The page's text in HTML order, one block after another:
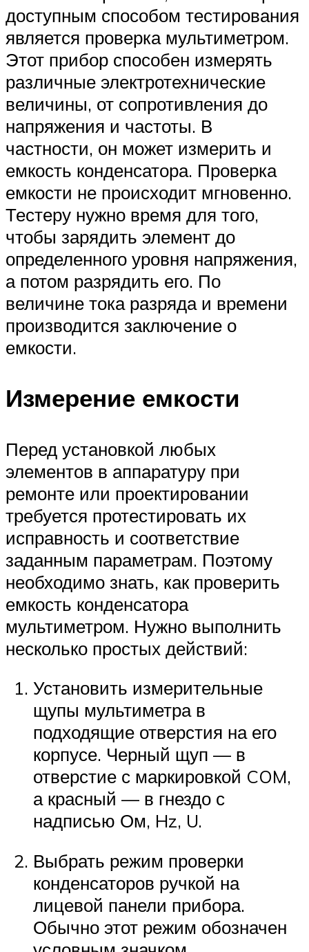
доступным способом тестирования
является проверка мультиметром.
Этот прибор способен измерять
различные электротехнические
величины, от сопротивления до
напряжения и частоты. В
частности, он может измерить и
емкость конденсатора. Проверка
емкости не происходит мгновенно.
Тестеру нужно время для того,
чтобы зарядить элемент до
определенного уровня напряжения,
а потом разрядить его. По
величине тока разряда и времени
производится заключение о
емкости.
Измерение емкости
Перед установкой любых
элементов в аппаратуру при
ремонте или проектировании
требуется протестировать их
исправность и соответствие
заданным параметрам. Поэтому
необходимо знать, как проверить
емкость конденсатора
мультиметром. Нужно выполнить
несколько простых действий:
Установить измерительные
щупы мультиметра в
подходящие отверстия на его
корпусе. Черный щуп — в
отверстие с маркировкой COM,
а красный — в гнездо с
надписью Ом, Hz, U.
Выбрать режим проверки
конденсаторов ручкой на
лицевой панели прибора.
Обычно этот режим обозначен